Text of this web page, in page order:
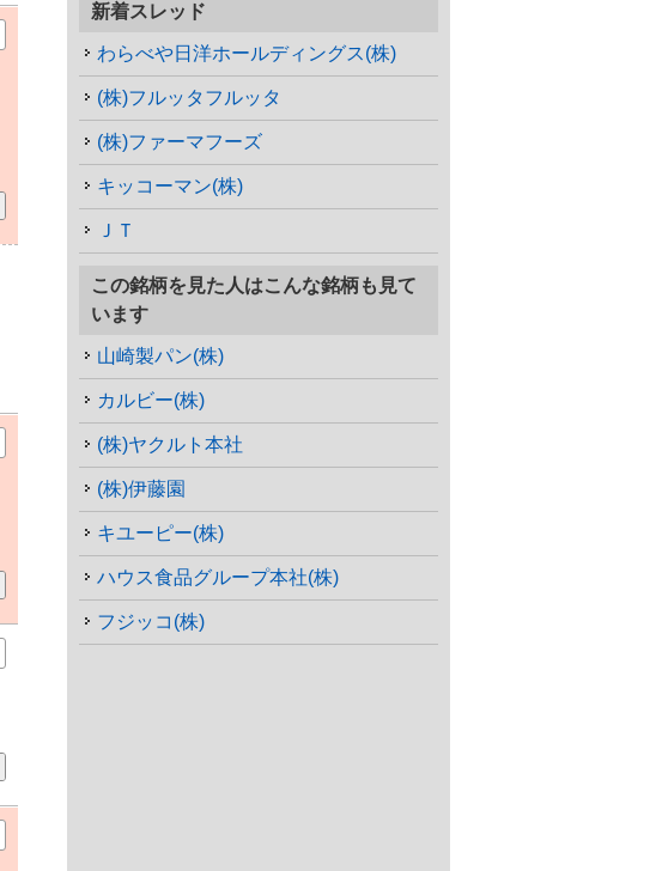
新着スレッド
わらべや日洋ホールディングス(株)
(株)フルッタフルッタ
(株)ファーマフーズ
キッコーマン(株)
ＪＴ
この銘柄を見た人はこんな銘柄も見て
います
山崎製パン(株)
カルビー(株)
(株)ヤクルト本社
(株)伊藤園
キユーピー(株)
ハウス食品グループ本社(株)
フジッコ(株)